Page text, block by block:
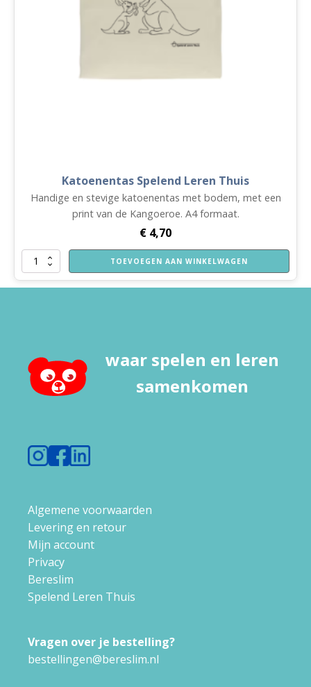
Katoenentas Spelend Leren Thuis
Handige en stevige katoenentas met bodem, met een
print van de Kangoeroe. A4 formaat.
€ 4,70
Katoenentas
Spelend
Leren
TOEVOEGEN AAN WINKELWAGEN
waar spelen en leren
samenkomen
Algemene voorwaarden
Levering en retour
Mijn account
Privacy
Bereslim
Spelend Leren Thuis
Vragen over je bestelling?
bestellingen@bereslim.nl